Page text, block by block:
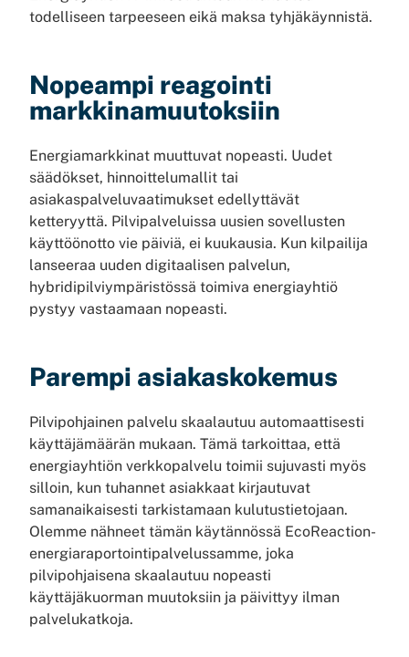
todelliseen tarpeeseen eikä maksa tyhjäkäynnistä.
Nopeampi reagointi
markkinamuutoksiin
Energiamarkkinat muuttuvat nopeasti. Uudet
säädökset, hinnoittelumallit tai
asiakaspalveluvaatimukset edellyttävät
ketteryyttä. Pilvipalveluissa uusien sovellusten
käyttöönotto vie päiviä, ei kuukausia. Kun kilpailija
lanseeraa uuden digitaalisen palvelun,
hybridipilviympäristössä toimiva energiayhtiö
pystyy vastaamaan nopeasti.
Parempi asiakaskokemus
Pilvipohjainen palvelu skaalautuu automaattisesti
käyttäjämäärän mukaan. Tämä tarkoittaa, että
energiayhtiön verkkopalvelu toimii sujuvasti myös
silloin, kun tuhannet asiakkaat kirjautuvat
samanaikaisesti tarkistamaan kulutustietojaan.
Olemme nähneet tämän käytännössä EcoReaction-
energiaraportointipalvelussamme, joka
pilvipohjaisena skaalautuu nopeasti
käyttäjäkuorman muutoksiin ja päivittyy ilman
palvelukatkoja.